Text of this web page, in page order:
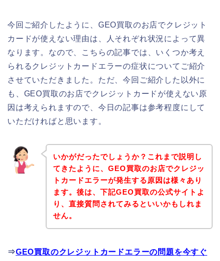
今回ご紹介したように、GEO買取のお店でクレジット
カードが使えない理由は、人それぞれ状況によって異
なります。なので、こちらの記事では、いくつか考え
られるクレジットカードエラーの症状についてご紹介
させていただきました。ただ、今回ご紹介した以外に
も、GEO買取のお店でクレジットカードが使えない原
因は考えられますので、今日の記事は参考程度にして
いただければと思います。
いかがだったでしょうか？これまで説明し
てきたように、GEO買取のお店でクレジッ
トカードエラーが発生する原因は様々あり
ます。後は、下記GEO買取の公式サイトよ
り、直接質問されてみるといいかもしれま
せん。
⇒GEO買取のクレジットカードエラーの問題を今すぐ